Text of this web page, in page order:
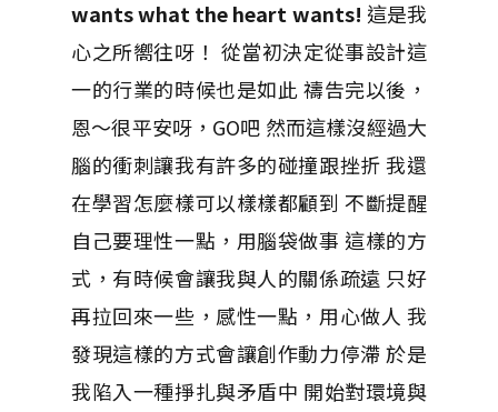
wants what the heart wants! 這是我
心之所嚮往呀！ 從當初決定從事設計這
一的行業的時候也是如此 禱告完以後，
恩～很平安呀，GO吧 然而這樣沒經過大
腦的衝刺讓我有許多的碰撞跟挫折 我還
在學習怎麼樣可以樣樣都顧到 不斷提醒
自己要理性一點，用腦袋做事 這樣的方
式，有時候會讓我與人的關係疏遠 只好
再拉回來一些，感性一點，用心做人 我
發現這樣的方式會讓創作動力停滯 於是
我陷入一種掙扎與矛盾中 開始對環境與